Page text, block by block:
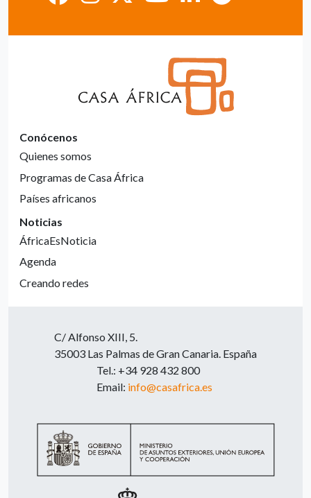
Conócenos
Quienes somos
Programas de Casa África
Países africanos
Noticias
ÁfricaEsNoticia
Agenda
Creando redes
C/ Alfonso XIII, 5.
35003 Las Palmas de Gran Canaria. España
Tel.: +34 928 432 800
Email: info@casafrica.es